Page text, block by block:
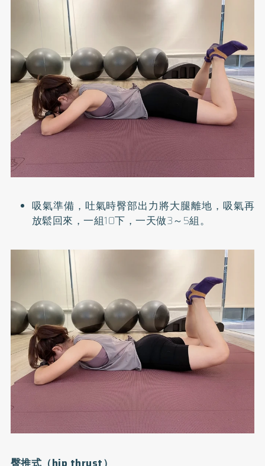
吸氣準備，吐氣時臀部出力將大腿離地，吸氣再
放鬆回來，一組10下，一天做3～5組。